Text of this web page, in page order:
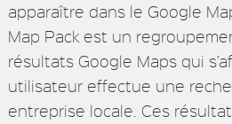
apparaître dans le Google
Map Pack est un
résultats Google Maps qui
utilisateur effectue une
entreprise locale. Ces